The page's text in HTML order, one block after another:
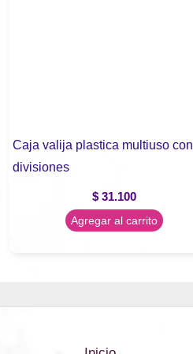
Caja valija plastica multiuso con
divisiones
$ 31.100
Agregar al carrito